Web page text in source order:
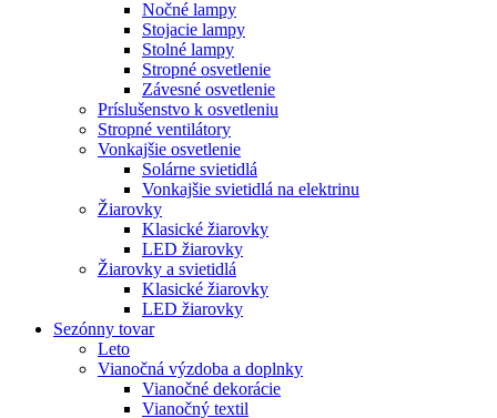
Nočné lampy
Stojacie lampy
Stolné lampy
Stropné osvetlenie
Závesné osvetlenie
Príslušenstvo k osvetleniu
Stropné ventilátory
Vonkajšie osvetlenie
Solárne svietidlá
Vonkajšie svietidlá na elektrinu
Žiarovky
Klasické žiarovky
LED žiarovky
Žiarovky a svietidlá
Klasické žiarovky
LED žiarovky
Sezónny tovar
Leto
Vianočná výzdoba a doplnky
Vianočné dekorácie
Vianočný textil